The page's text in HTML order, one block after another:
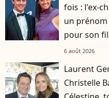
fois : l'ex-
un prénom
pour son
6 août 2026
Laurent
Christelle